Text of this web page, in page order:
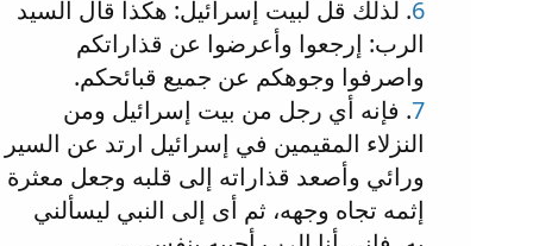
6. لذلك قل لبيت إسرائيل: هكذا قال السيد
الرب: إرجعوا وأعرضوا عن قذاراتكم
واصرفوا وجوهكم عن جميع قبائحكم.
7. فإنه أي رجل من بيت إسرائيل ومن
النزلاء المقيمين في إسرائيل ارتد عن السير
ورائي وأصعد قذاراته إلى قلبه وجعل معثرة
إثمه تجاه وجهه، ثم أى إلى النبي ليسألني